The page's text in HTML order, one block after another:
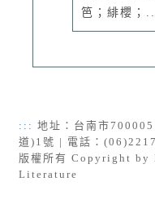
笆；緋櫻；...
::: 地址：台南市
道)1號 | 電話：
版權所有 Copyright by
Literature